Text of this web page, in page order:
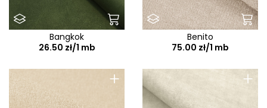
Bangkok
26.50 zł/1 mb
Benito
75.00 zł/1 mb
+ +